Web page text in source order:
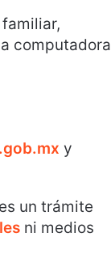
computadora
y
un trámite
ni medios